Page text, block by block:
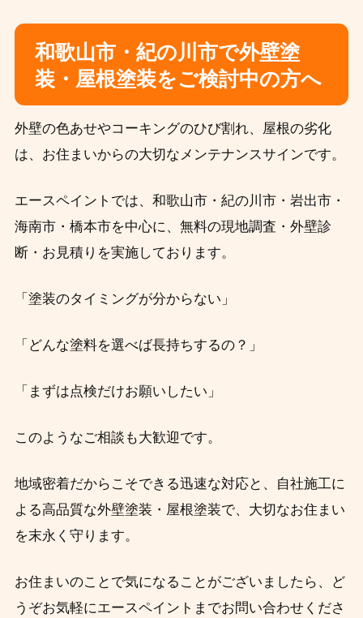
和歌山市・紀の川市で外壁塗
装・屋根塗装をご検討中の方へ
外壁の色あせやコーキングのひび割れ、屋根の劣化
は、お住まいからの大切なメンテナンスサインです。
エースペイントでは、和歌山市・紀の川市・岩出市・
海南市・橋本市を中心に、無料の現地調査・外壁診
断・お見積りを実施しております。
「塗装のタイミングが分からない」
「どんな塗料を選べば長持ちするの？」
「まずは点検だけお願いしたい」
このようなご相談も大歓迎です。
地域密着だからこそできる迅速な対応と、自社施工に
よる高品質な外壁塗装・屋根塗装で、大切なお住まい
を末永く守ります。
お住まいのことで気になることがございましたら、ど
うぞお気軽にエースペイントまでお問い合わせくださ